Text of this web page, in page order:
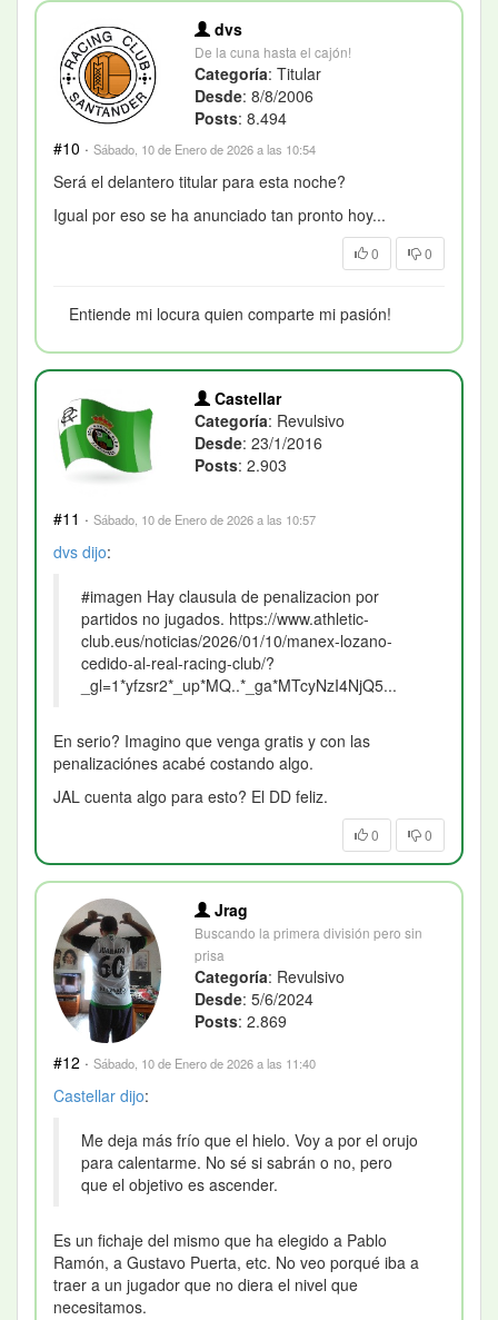
dvs
De la cuna hasta el cajón!
Categoría: Titular
Desde: 8/8/2006
Posts: 8.494
#10 · Sábado, 10 de Enero de 2026 a las 10:54
Será el delantero titular para esta noche?
Igual por eso se ha anunciado tan pronto hoy...
0 0
Entiende mi locura quien comparte mi pasión!
Castellar
Categoría: Revulsivo
Desde: 23/1/2016
Posts: 2.903
#11 · Sábado, 10 de Enero de 2026 a las 10:57
dvs dijo:
#imagen Hay clausula de penalizacion por
partidos no jugados. https://www.athletic-
club.eus/noticias/2026/01/10/manex-lozano-
cedido-al-real-racing-club/?
_gl=1*yfzsr2*_up*MQ..*_ga*MTcyNzI4NjQ5...
En serio? Imagino que venga gratis y con las
penalizaciónes acabé costando algo.
JAL cuenta algo para esto? El DD feliz.
0 0
Jrag
Buscando la primera división pero sin
prisa
Categoría: Revulsivo
Desde: 5/6/2024
Posts: 2.869
#12 · Sábado, 10 de Enero de 2026 a las 11:40
Castellar dijo:
Me deja más frío que el hielo. Voy a por el orujo
para calentarme. No sé si sabrán o no, pero
que el objetivo es ascender.
Es un fichaje del mismo que ha elegido a Pablo
Ramón, a Gustavo Puerta, etc. No veo porqué iba a
traer a un jugador que no diera el nivel que
necesitamos.